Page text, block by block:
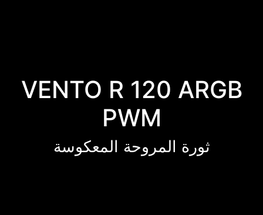
VENTO R 120 ARGB
PWM
ثورة المروحة المعكوسة